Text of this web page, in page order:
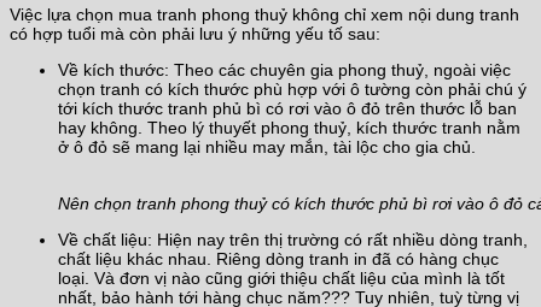
Việc lựa chọn mua tranh phong thuỷ không chỉ xem nội dung tranh
có hợp tuổi mà còn phải lưu ý những yếu tố sau:
Về kích thước: Theo các chuyên gia phong thuỷ, ngoài việc
chọn tranh có kích thước phù hợp với ô tường còn phải chú ý
tới kích thước tranh phủ bì có rơi vào ô đỏ trên thước lỗ ban
hay không. Theo lý thuyết phong thuỷ, kích thước tranh nằm
ở ô đỏ sẽ mang lại nhiều may mắn, tài lộc cho gia chủ.
Nên chọn tranh phong thuỷ có kích thước phủ bì rơi vào ô đỏ
Về chất liệu: Hiện nay trên thị trường có rất nhiều dòng tranh,
chất liệu khác nhau. Riêng dòng tranh in đã có hàng chục
loại. Và đơn vị nào cũng giới thiệu chất liệu của mình là tốt
nhất, bảo hành tới hàng chục năm??? Tuy nhiên, tuỳ từng vị